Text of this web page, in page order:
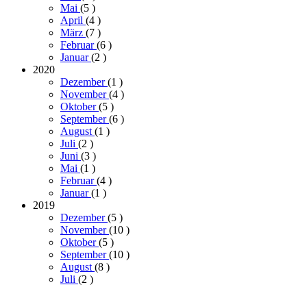
Mai (5 )
April (4 )
März (7 )
Februar(6 )
Januar(2 )
2020
Dezember(1 )
November(4 )
Oktober(5 )
September(6 )
August(1 )
Juli (2 )
Juni (3 )
Mai (1 )
Februar(4 )
Januar(1 )
2019
Dezember(5 )
November(10 )
Oktober(5 )
September(10 )
August(8 )
Juli (2 )